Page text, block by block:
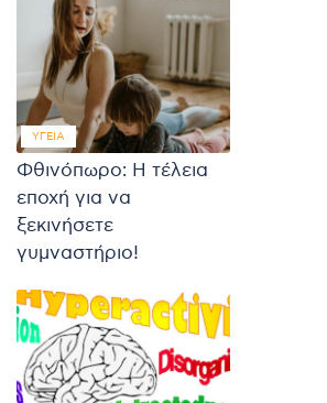
ΥΓΕΊΑ
Φθινόπωρο: Η τέλεια
εποχή για να
ξεκινήσετε
γυμναστήριο!